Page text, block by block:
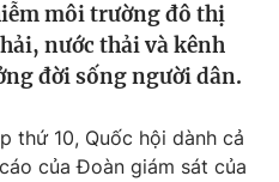
môi trường đô thị
nước thải và kênh
đời sống người dân.
thứ 10, Quốc hội dành cả
của Đoàn giám sát của